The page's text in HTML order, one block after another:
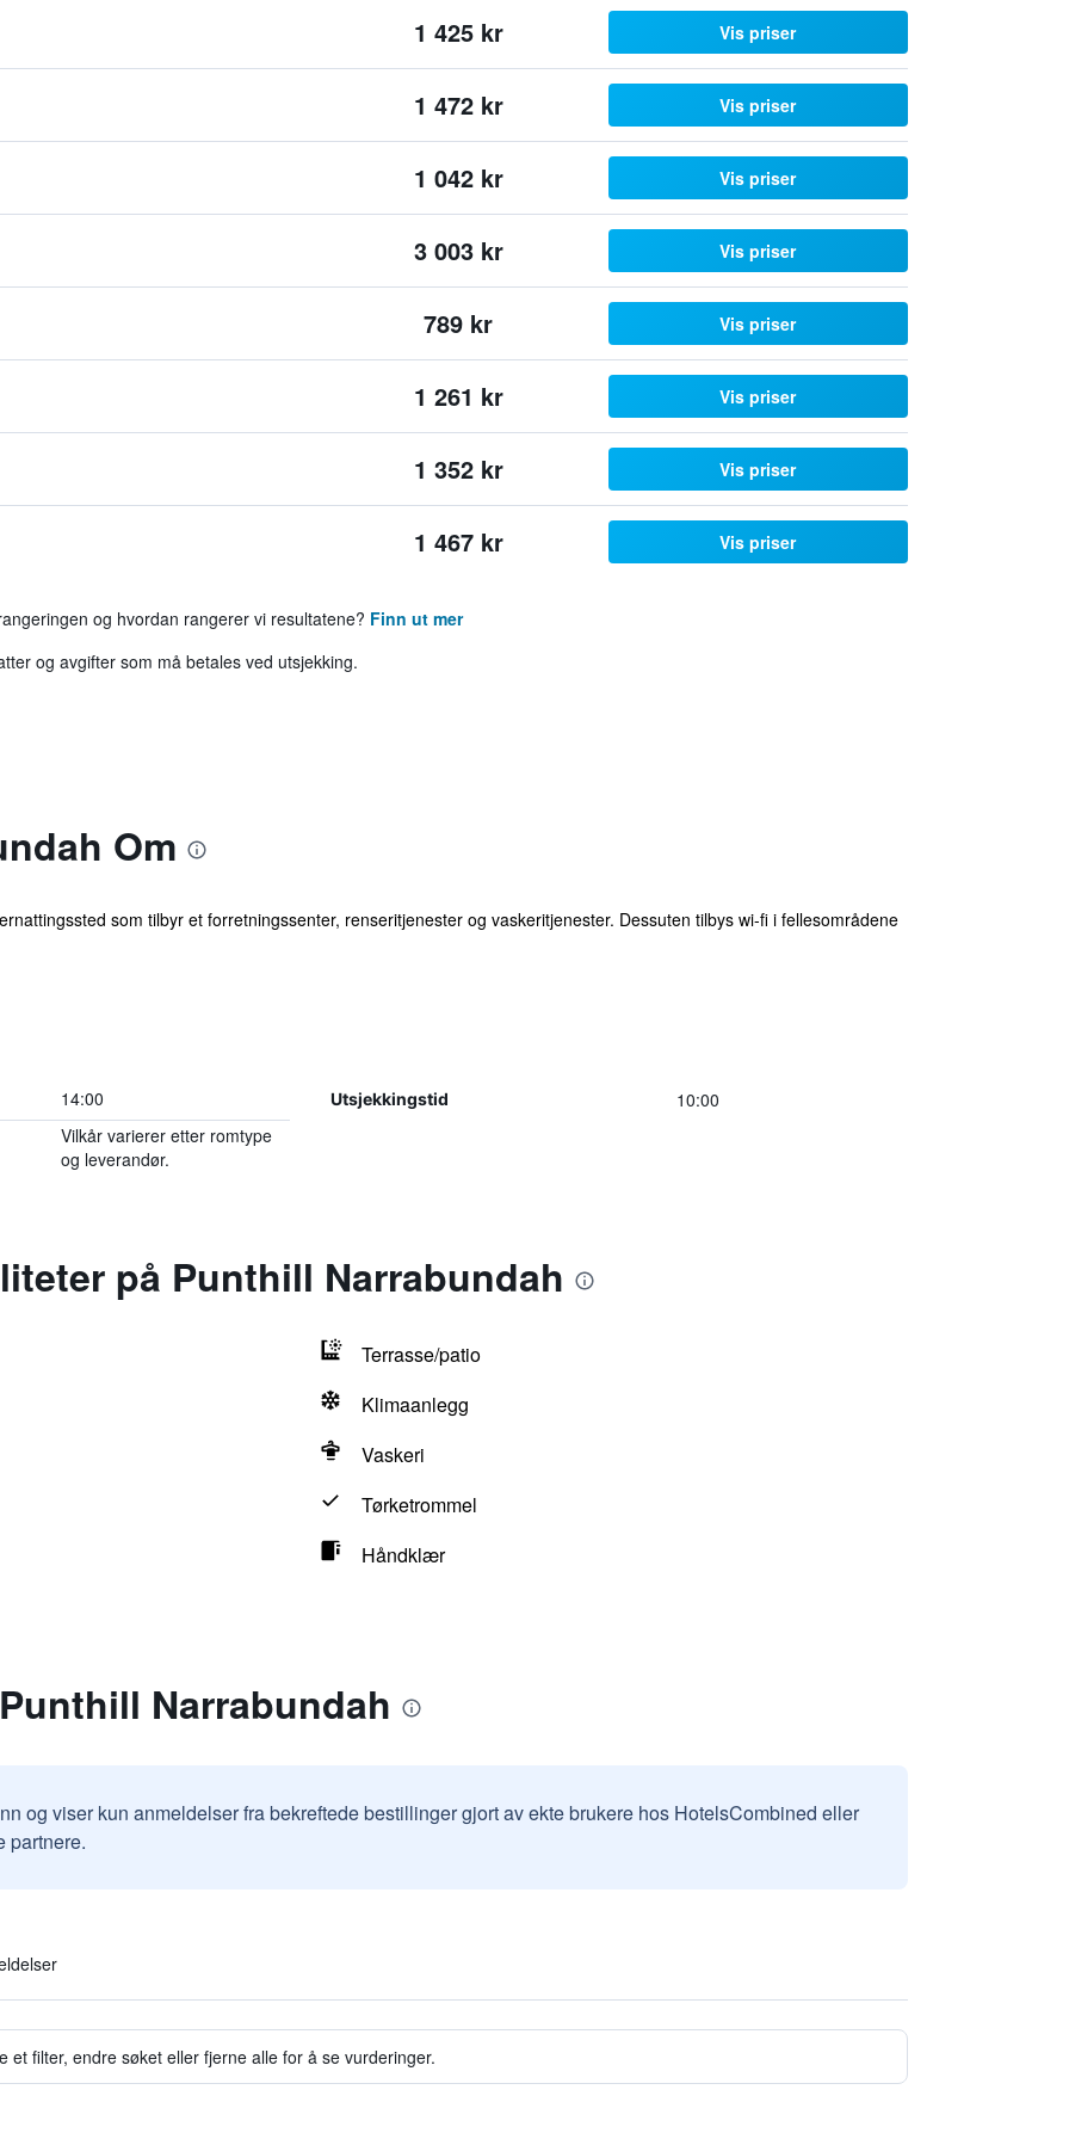
1 425 kr Vis priser
1 472 kr Vis priser
1 042 kr Vis priser
3 003 kr Vis priser
789 kr Vis priser
1 261 kr Vis priser
1 352 kr Vis priser
1 467 kr Vis priser
og hvordan rangerer vi resultatene? Finn ut mer
og avgifter som må betales ved utsjekking.
Om
som tilbyr et forretningssenter, renseritjenester og vaskeritjenester. Dessuten tilbys wi-fi i fellesområdene
14:00 Utsjekkingstid
10:00
Vilkår varierer etter romtype
og leverandør.
på Punthill Narrabundah
Terrasse/patio
Klimaanlegg
Vaskeri
Tørketrommel
Håndklær
Narrabundah
og viser kun anmeldelser fra bekreftede bestillinger gjort av ekte brukere hos HotelsCombined eller
partnere.
et filter, endre søket eller fjerne alle for å se vurderinger.